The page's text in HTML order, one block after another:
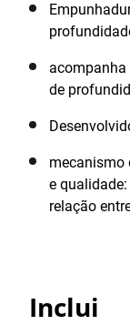
de
mecanismo
e
relação
Inclui